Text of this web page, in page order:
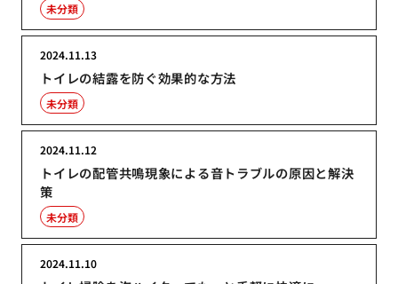
未分類
トイレの結露を防ぐ効果的な方法
2024.11.13
未分類
トイレの配管共鳴現象による音トラブルの原因と解決
策
2024.11.12
未分類
2024.11.10